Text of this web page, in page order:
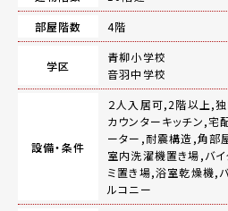
部屋階数
4階
学区
青柳小学校
音羽中学校
設備・条件
２人入居可,2階以上,
カウンターキッチン,宅
ーター,耐震構造,角部
室内洗濯機置き場,バ
ミ置き場,浴室乾燥機,
ルコニー